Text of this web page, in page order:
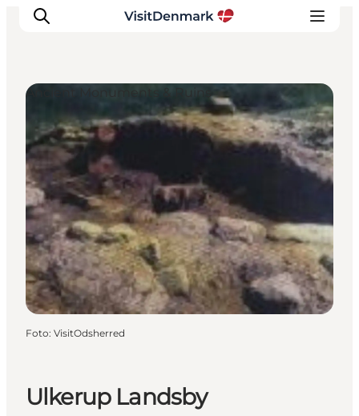
Inspiratie
Bestemmingen
Wat te doen
Accommodaties
Plan je reis
Ulkerup Landsby
Ancient Monuments & Ruins
Foto: VisitOdsherred